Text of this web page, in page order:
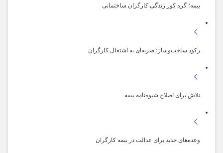
بیمه؛ گره کور زندگی کارگران ساختمانی
رکود ساخت‌وساز؛ ضربه‌ای به اشتغال کارگران
تلاش برای اصلاح شیوه‌نامه بیمه
وعده‌های جدید برای عدالت در بیمه کارگران